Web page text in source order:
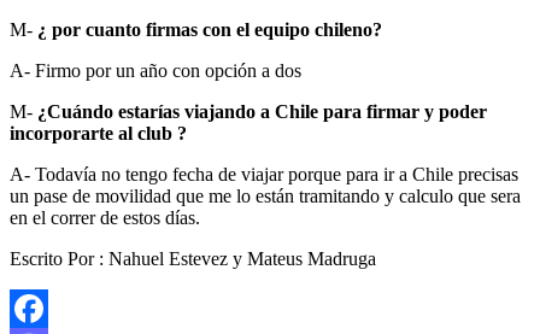
M- ¿ por cuanto firmas con el equipo chileno?
A- Firmo por un año con opción a dos
M- ¿Cuándo estarías viajando a Chile para firmar y poder
incorporarte al club ?
A- Todavía no tengo fecha de viajar porque para ir a Chile precisas
un pase de movilidad que me lo están tramitando y calculo que sera
en el correr de estos días.
Escrito Por : Nahuel Estevez y Mateus Madruga